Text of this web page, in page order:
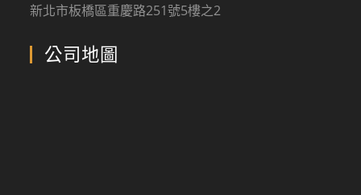
新北市板橋區重慶路251號5樓之2
公司地圖